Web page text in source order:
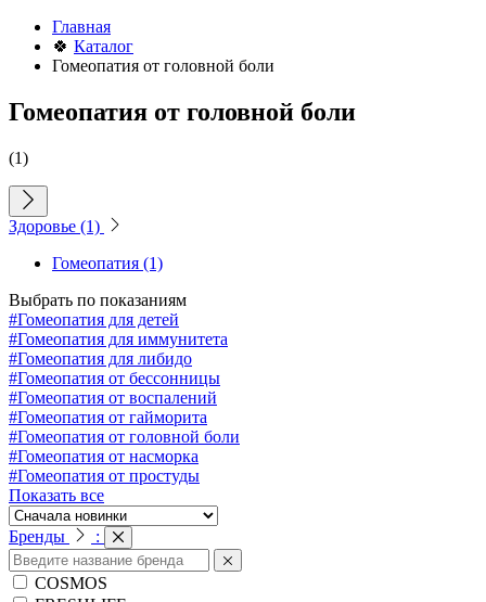
Главная
🍀 Каталог
Гомеопатия от головной боли
Гомеопатия от головной боли
(1)
Здоровье (1)
Гомеопатия (1)
Выбрать по показаниям
#Гомеопатия для детей
#Гомеопатия для иммунитета
#Гомеопатия для либидо
#Гомеопатия от бессонницы
#Гомеопатия от воспалений
#Гомеопатия от гайморита
#Гомеопатия от головной боли
#Гомеопатия от насморка
#Гомеопатия от простуды
Показать все
Бренды :
COSMOS